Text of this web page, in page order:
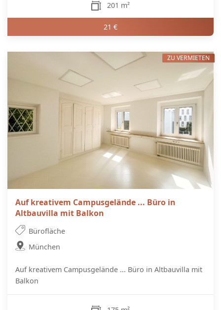
201 m²
21 €
Auf kreativem Campusgelände ... Büro in
Altbauvilla mit Balkon
Bürofläche
München
Auf kreativem Campusgelände ... Büro in Altbauvilla mit
Balkon
ZU VERMIETEN